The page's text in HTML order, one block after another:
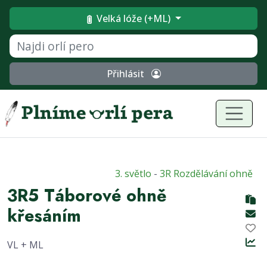
Velká lóže (+ML)
Přihlásit
3. světlo - 3R Rozdělávání ohně
3R5 Táborové ohně
křesáním
VL + ML